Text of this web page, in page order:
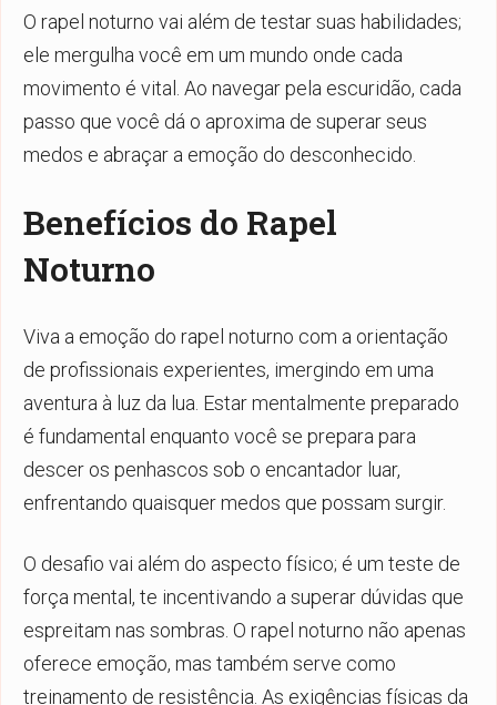
O rapel noturno vai além de testar suas habilidades;
ele mergulha você em um mundo onde cada
movimento é vital. Ao navegar pela escuridão, cada
passo que você dá o aproxima de superar seus
medos e abraçar a emoção do desconhecido.
Benefícios do Rapel
Noturno
Viva a emoção do rapel noturno com a orientação
de profissionais experientes, imergindo em uma
aventura à luz da lua. Estar mentalmente preparado
é fundamental enquanto você se prepara para
descer os penhascos sob o encantador luar,
enfrentando quaisquer medos que possam surgir.
O desafio vai além do aspecto físico; é um teste de
força mental, te incentivando a superar dúvidas que
espreitam nas sombras. O rapel noturno não apenas
oferece emoção, mas também serve como
treinamento de resistência. As exigências físicas da